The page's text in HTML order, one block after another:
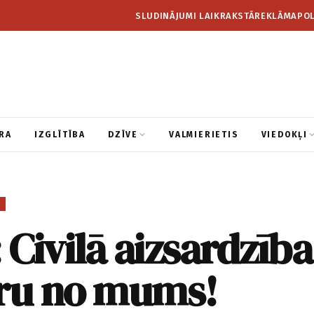
SLUDINĀJUMI LAIKRAKSTĀREKLĀMA
IZGLĪTĪBA DZĪVE VALMIERIETIS VIEDOKĻI
Civilā
no mums!